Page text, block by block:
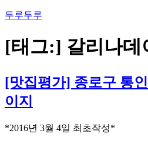
콘
츠
로
로
가
기
두루두루
[태그:] 갈리나데
[맛집평가] 종로구 통
이지
*2016년 3월 4일 최초작성*